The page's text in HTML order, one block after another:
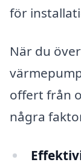
för
När du
offert från
några